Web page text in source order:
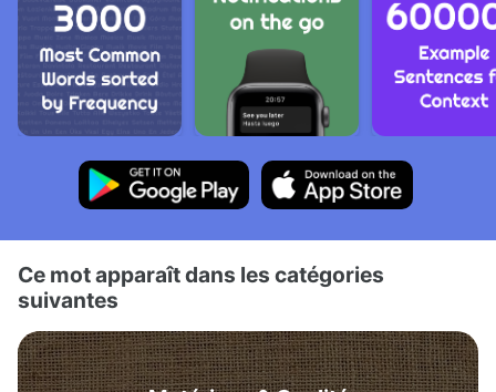
Ce mot apparaît dans les catégories
suivantes